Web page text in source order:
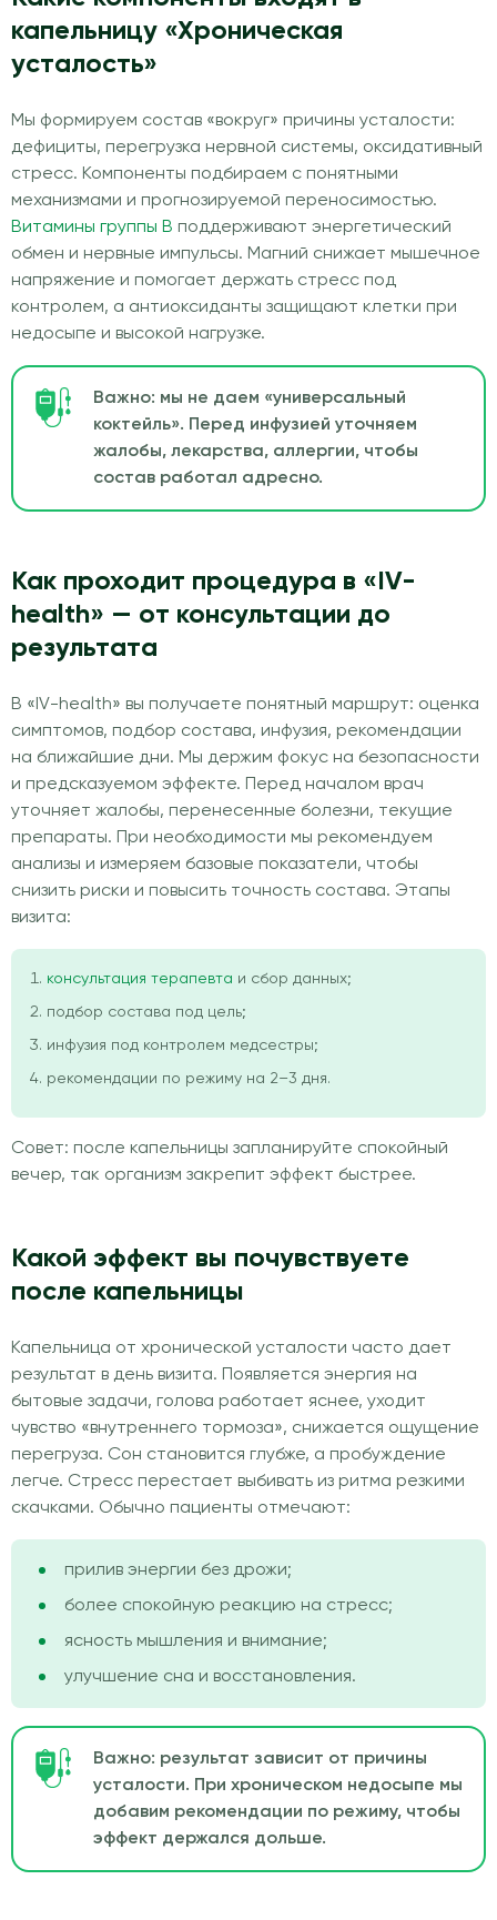
капельницу «Хроническая
усталость»
Мы формируем состав «вокруг» причины усталости:
дефициты, перегрузка нервной системы, оксидативный
стресс. Компоненты подбираем с понятными
механизмами и прогнозируемой переносимостью.
Витамины группы B поддерживают энергетический
обмен и нервные импульсы. Магний снижает мышечное
напряжение и помогает держать стресс под
контролем, а антиоксиданты защищают клетки при
недосыпе и высокой нагрузке.
Важно: мы не даем «универсальный
коктейль». Перед инфузией уточняем
жалобы, лекарства, аллергии, чтобы
состав работал адресно.
Как проходит процедура в «IV-
health» — от консультации до
результата
В «IV-health» вы получаете понятный маршрут: оценка
симптомов, подбор состава, инфузия, рекомендации
на ближайшие дни. Мы держим фокус на безопасности
и предсказуемом эффекте. Перед началом врач
уточняет жалобы, перенесенные болезни, текущие
препараты. При необходимости мы рекомендуем
анализы и измеряем базовые показатели, чтобы
снизить риски и повысить точность состава. Этапы
визита:
консультация терапевта и сбор данных;
подбор состава под цель;
инфузия под контролем медсестры;
рекомендации по режиму на 2–3 дня.
Совет: после капельницы запланируйте спокойный
вечер, так организм закрепит эффект быстрее.
Какой эффект вы почувствуете
после капельницы
Капельница от хронической усталости часто дает
результат в день визита. Появляется энергия на
бытовые задачи, голова работает яснее, уходит
чувство «внутреннего тормоза», снижается ощущение
перегруза. Сон становится глубже, а пробуждение
легче. Стресс перестает выбивать из ритма резкими
скачками. Обычно пациенты отмечают:
прилив энергии без дрожи;
более спокойную реакцию на стресс;
ясность мышления и внимание;
улучшение сна и восстановления.
Важно: результат зависит от причины
усталости. При хроническом недосыпе мы
добавим рекомендации по режиму, чтобы
эффект держался дольше.